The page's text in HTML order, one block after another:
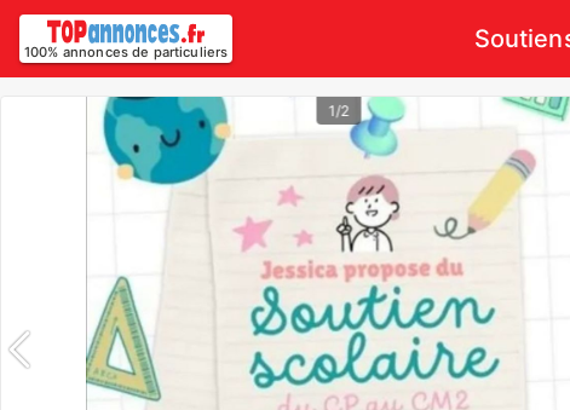
100% annonces de particuliers
1/2